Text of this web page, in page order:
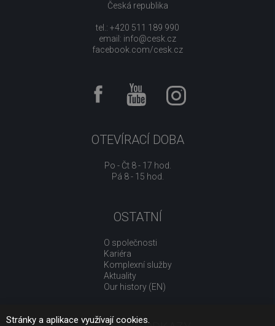
Česká republika
tel.: +420 511 189 990
email: info@cesk.cz
facebook.com/cesk.cz
OTEVÍRACÍ DOBA
Po - Čt 8 - 17 hod.
Pá 8 - 15 hod.
OSTATNÍ
O společnosti
Kariéra
Komplexní služby
Aktuality
Our history (EN)
Stránky a aplikace využívají cookies.